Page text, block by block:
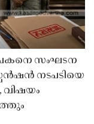
സംഘടന
നടപടിയെ